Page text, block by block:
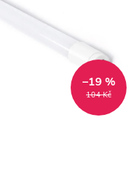
104 Kč
–19 %